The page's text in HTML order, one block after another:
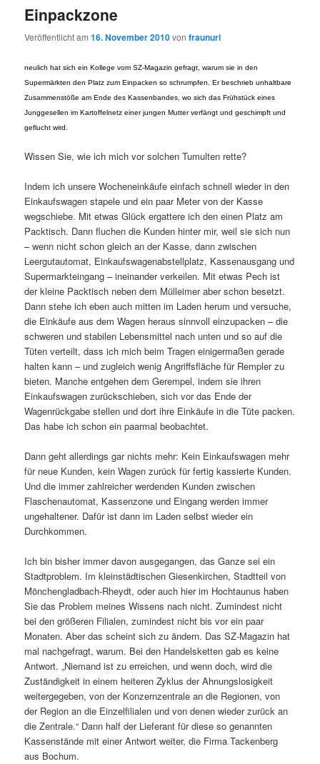
Einpackzone
Veröffentlicht am16. November 2010vonfraunuri
neulich hat sich ein Kollege vom SZ-Magazin gefragt, warum sie in den
Supermärkten den Platz zum Einpacken so schrumpfen. Er beschrieb unhaltbare
Zusammenstöße am Ende des Kassenbandes, wo sich das Frühstück eines
Junggesellen im Kartoffelnetz einer jungen Mutter verfängt und geschimpft und
geflucht wird.
Wissen Sie, wie ich mich vor solchen Tumulten rette?
Indem ich unsere Wocheneinkäufe einfach schnell wieder in den
Einkaufswagen stapele und ein paar Meter von der Kasse
wegschiebe. Mit etwas Glück ergattere ich den einen Platz am
Packtisch. Dann fluchen die Kunden hinter mir, weil sie sich nun
– wenn nicht schon gleich an der Kasse, dann zwischen
Leergutautomat, Einkaufswagenabstellplatz, Kassenausgang und
Supermarkteingang – ineinander verkeilen. Mit etwas Pech ist
der kleine Packtisch neben dem Mülleimer aber schon besetzt.
Dann stehe ich eben auch mitten im Laden herum und versuche,
die Einkäufe aus dem Wagen heraus sinnvoll einzupacken – die
schweren und stabilen Lebensmittel nach unten und so auf die
Tüten verteilt, dass ich mich beim Tragen einigermaßen gerade
halten kann – und zugleich wenig Angriffsfläche für Rempler zu
bieten. Manche entgehen dem Gerempel, indem sie ihren
Einkaufswagen zurückschieben, sich vor das Ende der
Wagenrückgabe stellen und dort ihre Einkäufe in die Tüte packen.
Das habe ich schon ein paarmal beobachtet.
Dann geht allerdings gar nichts mehr: Kein Einkaufswagen mehr
für neue Kunden, kein Wagen zurück für fertig kassierte Kunden.
Und die immer zahlreicher werdenden Kunden zwischen
Flaschenautomat, Kassenzone und Eingang werden immer
ungehaltener. Dafür ist dann im Laden selbst wieder ein
Durchkommen.
Ich bin bisher immer davon ausgegangen, das Ganze sei ein
Stadtproblem. Im kleinstädtischen Giesenkirchen, Stadtteil von
Mönchengladbach-Rheydt, oder auch hier im Hochtaunus haben
Sie das Problem meines Wissens nach nicht. Zumindest nicht
bei den größeren Filialen, zumindest nicht bis vor ein paar
Monaten. Aber das scheint sich zu ändern. Das SZ-Magazin hat
mal nachgefragt, warum. Bei den Handelsketten gab es keine
Antwort. „Niemand ist zu erreichen, und wenn doch, wird die
Zuständigkeit in einem heiteren Zyklus der Ahnungslosigkeit
weitergegeben, von der Konzernzentrale an die Regionen, von
der Region an die Einzelfilialen und von denen wieder zurück an
die Zentrale.“ Dann half der Lieferant für diese so genannten
Kassenstände mit einer Antwort weiter, die Firma Tackenberg
aus Bochum.